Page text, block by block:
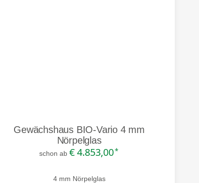
Gewächshaus BIO-Vario 4 mm
Nörpelglas
schon ab € 4.853,00*
4 mm Nörpelglas